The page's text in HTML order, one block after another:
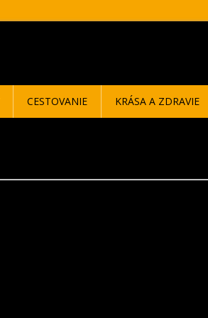
CESTOVANIE KRÁSA A ZDRAVIE